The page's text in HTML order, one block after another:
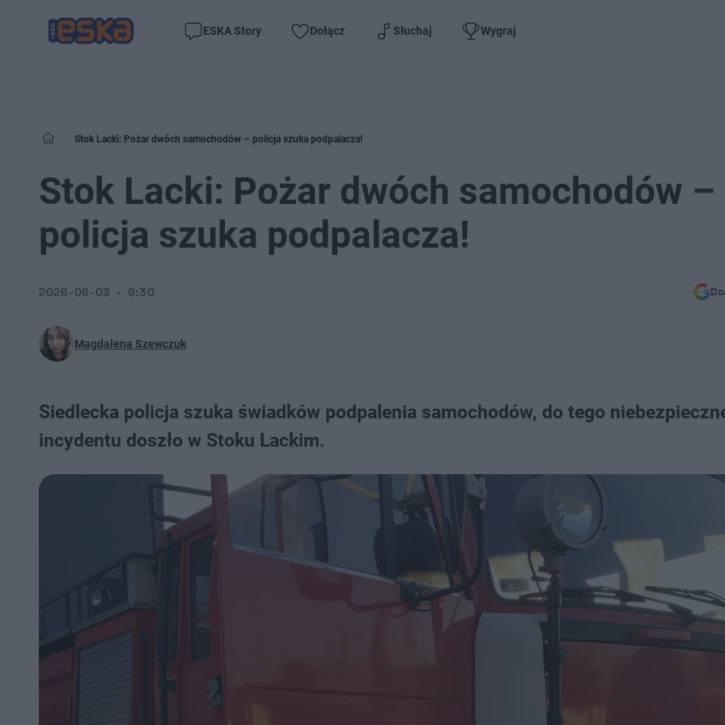
ESKA Story Dołącz Słuchaj Wygraj
Stok Lacki: Pożar dwóch samochodów – policja szuka podpalacza!
Stok Lacki: Pożar dwóch samochodów –
policja szuka podpalacza!
Magdalena Szewczuk
2026-06-03 9:30
Siedlecka policja szuka świadków podpalenia samochodów, do tego
incydentu doszło w Stoku Lackim.